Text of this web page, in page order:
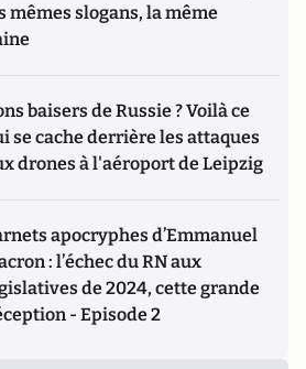
mêmes slogans, la même
baisers de Russie ? Voilà ce
se cache derrière les attaques
drones à l'aéroport de Leipzig
apocryphes d’Emmanuel
: l’échec du RN aux
de 2024, cette grande
- Episode 2